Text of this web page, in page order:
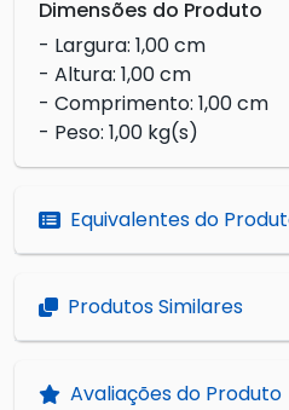
Dimensões do Produto
- Largura: 1,00 cm
- Altura: 1,00 cm
- Comprimento: 1,00 cm
- Peso: 1,00 kg(s)
Equivalentes do
Produtos Similares
Avaliações do Produto